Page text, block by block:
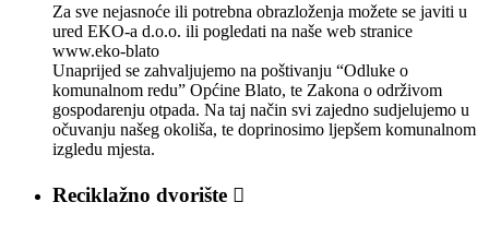
Za sve nejasnoće ili potrebna obrazloženja možete se javiti u
ured EKO-a d.o.o. ili pogledati na naše web stranice
www.eko-blato
Unaprijed se zahvaljujemo na poštivanju “Odluke o
komunalnom redu” Općine Blato, te Zakona o održivom
gospodarenju otpada. Na taj način svi zajedno sudjelujemo u
očuvanju našeg okoliša, te doprinosimo ljepšem komunalnom
izgledu mjesta.
Reciklažno dvorište 